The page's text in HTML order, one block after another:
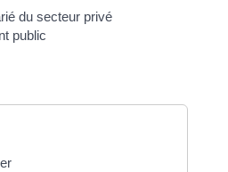
du secteur privé
public